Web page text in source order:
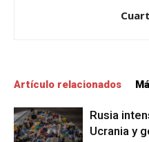
Artículo relacionados
Rusia
Ucrania y